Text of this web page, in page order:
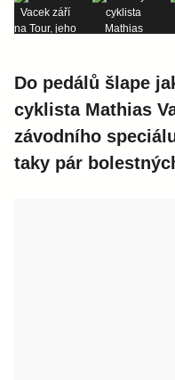
Do pedálů šlape
cyklista Mathias
závodního
taky pár